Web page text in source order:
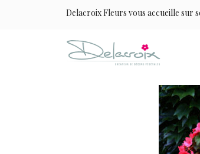
Delacroix Fleurs vous accueille sur